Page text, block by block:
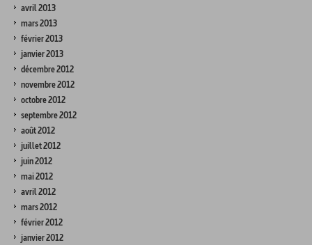
avril 2013
mars 2013
février 2013
janvier 2013
décembre 2012
novembre 2012
octobre 2012
septembre 2012
août 2012
juillet 2012
juin 2012
mai 2012
avril 2012
mars 2012
février 2012
janvier 2012